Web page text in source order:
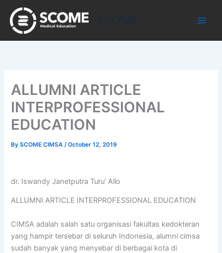
content
ALLUMNI ARTICLE
INTERPROFESSIONAL
EDUCATION
BySCOME CIMSA /October 12, 2019
dr. Iswandy Janetputra Turu’ Allo
ALLUMNI ARTICLE INTERPROFESSIONAL EDUCATION
CIMSA adalah salah satu organisasi fakultas kedokteran
yang hampir tersebar di seluruh Indonesia, alumni cimsa
sudah banyak yang menyebar di berbagai kota di